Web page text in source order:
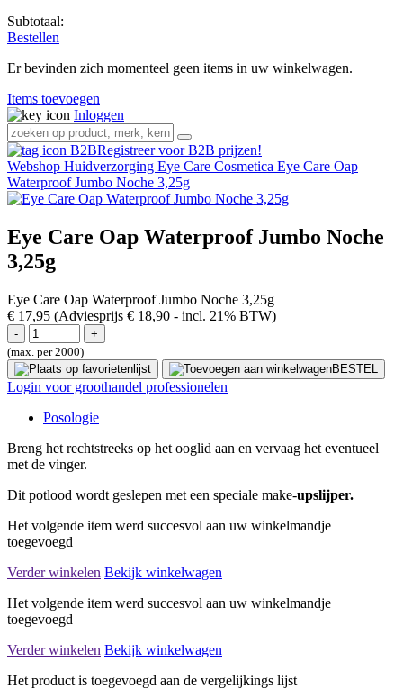
Subtotaal:
Bestellen
Er bevinden zich momenteel geen items in uw winkelwagen.
Items toevoegen
Inloggen
Registreer voor B2B prijzen!
Webshop Huidverzorging Eye Care Cosmetica Eye Care Oap
Waterproof Jumbo Noche 3,25g
Eye Care Oap Waterproof Jumbo Noche
3,25g
Eye Care Oap Waterproof Jumbo Noche 3,25g
€ 17,95 (Adviesprijs € 18,90 - incl. 21% BTW)
(max. per 2000)
BESTEL
Login voor groothandel professionelen
Posologie
Breng het rechtstreeks op het ooglid aan en vervaag het eventueel
met de vinger.
Dit potlood wordt geslepen met een speciale make-upslijper.
Het volgende item werd succesvol aan uw winkelmandje
toegevoegd
Verder winkelen Bekijk winkelwagen
Het volgende item werd succesvol aan uw winkelmandje
toegevoegd
Verder winkelen Bekijk winkelwagen
Het product is toegevoegd aan de vergelijkings lijst